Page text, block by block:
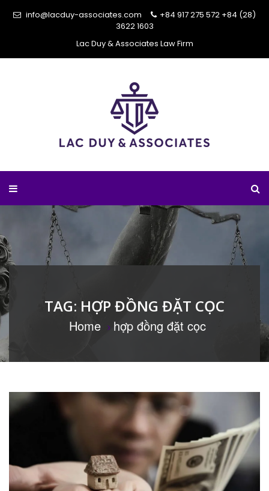
info@lacduy-associates.com +84 917 275 572 +84 (28)
3622 1603
Lac Duy & Associates Law Firm
TAG: HỢP ĐỒNG ĐẶT CỌC
Home hợp đồng đặt cọc